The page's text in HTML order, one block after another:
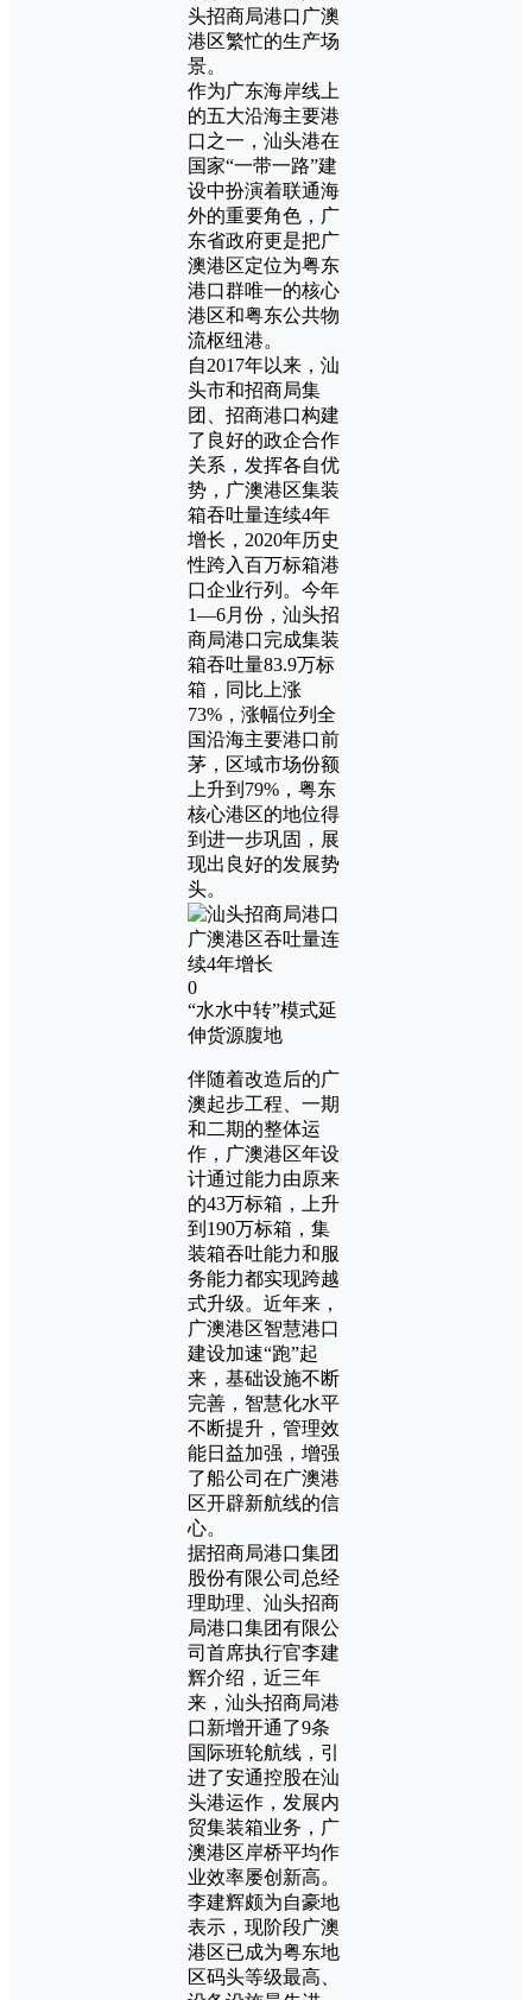
头招商局港口广澳
港区繁忙的生产场
景。
作为广东海岸线上
的五大沿海主要港
口之一，汕头港在
国家“一带一路”建
设中扮演着联通海
外的重要角色，广
东省政府更是把广
澳港区定位为粤东
港口群唯一的核心
港区和粤东公共物
流枢纽港。
自2017年以来，汕
头市和招商局集
团、招商港口构建
了良好的政企合作
关系，发挥各自优
势，广澳港区集装
箱吞吐量连续4年
增长，2020年历史
性跨入百万标箱港
口企业行列。今年
1—6月份，汕头招
商局港口完成集装
箱吞吐量83.9万标
箱，同比上涨
73%，涨幅位列全
国沿海主要港口前
茅，区域市场份额
上升到79%，粤东
核心港区的地位得
到进一步巩固，展
现出良好的发展势
头。
0
“水水中转”模式延
伸货源腹地
伴随着改造后的广
澳起步工程、一期
和二期的整体运
作，广澳港区年设
计通过能力由原来
的43万标箱，上升
到190万标箱，集
装箱吞吐能力和服
务能力都实现跨越
式升级。近年来，
广澳港区智慧港口
建设加速“跑”起
来，基础设施不断
完善，智慧化水平
不断提升，管理效
能日益加强，增强
了船公司在广澳港
区开辟新航线的信
心。
据招商局港口集团
股份有限公司总经
理助理、汕头招商
局港口集团有限公
司首席执行官李建
辉介绍，近三年
来，汕头招商局港
口新增开通了9条
国际班轮航线，引
进了安通控股在汕
头港运作，发展内
贸集装箱业务，广
澳港区岸桥平均作
业效率屡创新高。
李建辉颇为自豪地
表示，现阶段广澳
港区已成为粤东地
区码头等级最高、